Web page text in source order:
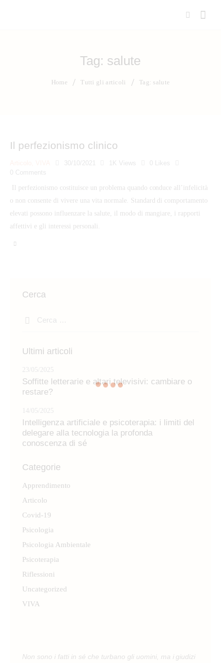
Tag: salute
Home Tutti gli articoli Tag: salute
Il perfezionismo clinico
30/10/2021 1K Views 0
Likes
0 Comments
Il perfezionismo costituisce un problema quando conduce all’infelicità
o non consente di vivere una vita normale. Standard di comportamento
elevati possono influenzare la salute, il modo di mangiare, i rapporti
affettivi e gli interessi personali.
Cerca
Ultimi articoli
23/05/2025
Soffitte letterarie e altari televisivi: cambiare o
restare?
14/05/2025
Intelligenza artificiale e psicoterapia: i limiti del
delegare alla tecnologia la profonda
conoscenza di sé
Categorie
Apprendimento
Articolo
Covid-19
Psicologia
Psicologia Ambientale
Psicoterapia
Riflessioni
Uncategorized
VIVA
Non sono i fatti in sé che turbano gli uomini, ma i giudizi